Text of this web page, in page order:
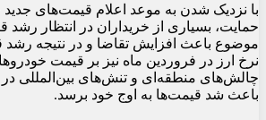
با نزدیک شدن به موعد اعلام قیمت‌های
حمایت، بسیاری از خریداران در انتظار رشد
موضوع باعث افزایش تقاضا و در نتیجه
نرخ ارز در فروردین ماه نیز بر قیمت
چالش‌های منطقه‌ای و تنش‌های بین‌المللی در
باعث شد قیمت‌ها به اوج خود برسد.